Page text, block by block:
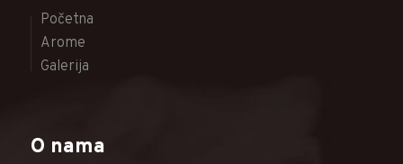
Početna
Arome
Galerija
O nama